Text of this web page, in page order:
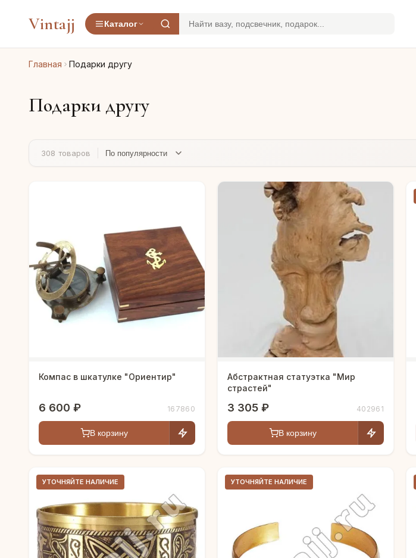
Vintajj Каталог
Главная Подарки другу
Подарки другу
308 товаров
Компас в шкатулке "Ориентир"
6 600 ₽ 167860
В корзину
Абстрактная статуэтка "Мир
страстей"
3 305 ₽ 402961
В корзину
УТОЧНЯЙТЕ НАЛИЧИЕ УТОЧНЯЙТЕ НАЛИЧИЕ